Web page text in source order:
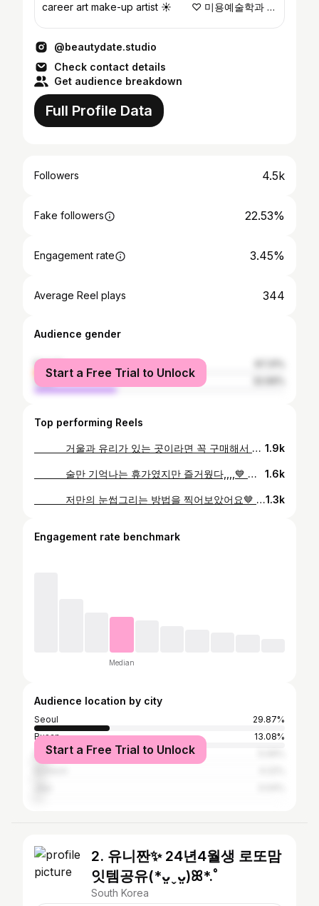
career art make-up artist ☀︎ ⠀⠀ ♡ 미용예술학과 학
@beautydate.studio
Check contact details
Get audience breakdown
Full Profile Data
Followers 4.5k
Fake followers 22.53%
Engagement rate 3.45%
Average Reel plays 344
Audience gender
female
male
Start a Free Trial to Unlock
Top performing Reels
⠀⠀⠀⠀ 거울과 유리가 있는 곳이라면 꼭 구매해서 사용해보세요! 지저분한 지문도 쉽게 닦이고, 물자국이 남지 않아 간편하게 청소 가능하답니다😊👍🏻 ⠀⠀⠀⠀ 🚀쿠팡 스카트 유리거울 세정 청소티슈 ⠀⠀⠀⠀ ⠀⠀⠀⠀ ⠀⠀⠀⠀ #쿠팡추천템#내돈내산#뷰티샵#청소티슈 1.9k
⠀⠀⠀⠀ 술만 기억나는 휴가였지만 즐거웠다,,,,💙 양갈비 존맛 ⠀⠀⠀⠀ ⠀⠀⠀⠀ ⠀⠀⠀⠀ #여름휴가 #부산#기장#친스타그램 #휴가스타그램🌴 #12년지기 #어베인풀빌라#노을#오션뷰 #일광해수욕장 #daily#일상#맞팔 1.6k
⠀⠀⠀⠀ 저만의 눈썹그리는 방법을 찍어보았어요🤎 눈썹 그리기 어려우신 분들에게 도움이 됐으면 좋겠네요 그래도 그리기가 어려우시다면 저를 찾아주세요! 메이크업하기 편하도록 예쁜 눈썹 베이스를 만들어 드릴께요🙇🏻‍♀️ (영상 뒷 부분 새로 찾은 예쁜 립스틱 조합도 있어요💄) ⠀⠀⠀⠀ ⠀⠀⠀⠀1.3k
Engagement rate benchmark
Median
Audience location by city
Seoul
29.87%
Busan
13.08%
Daegu
Start a Free Trial to Unlock
2. 유니짠✨️ 24년4월생 로또맘
잇템공유(*ᴗ͈ˬᴗ͈)ꕤ*.ﾟ
South Korea